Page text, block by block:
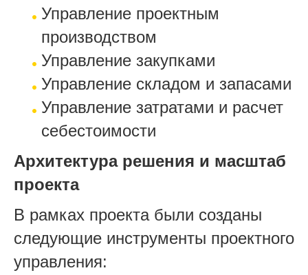
Управление проектным
производством
Управление закупками
Управление складом и запасами
Управление затратами и расчет
себестоимости
Архитектура решения и масштаб
проекта
В рамках проекта были созданы
следующие инструменты проектного
управления: